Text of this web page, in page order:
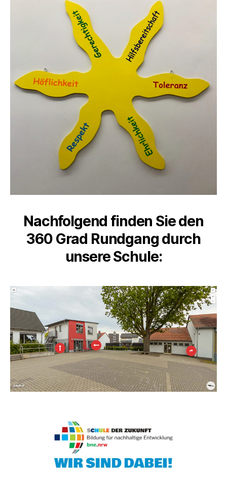
Nachfolgend finden Sie den
360 Grad Rundgang durch
unsere Schule: